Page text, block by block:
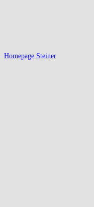
Homepage Steiner